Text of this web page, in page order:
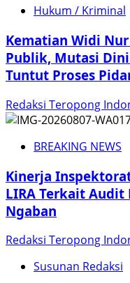
Hukum / Kriminal
Kematian Widi
Publik, Mutasi
Tuntut Proses
Redaksi Teropong
BREAKING NEWS
Kinerja
LIRA Terkait Audit
Ngaban
Redaksi Teropong
Susunan Redaksi